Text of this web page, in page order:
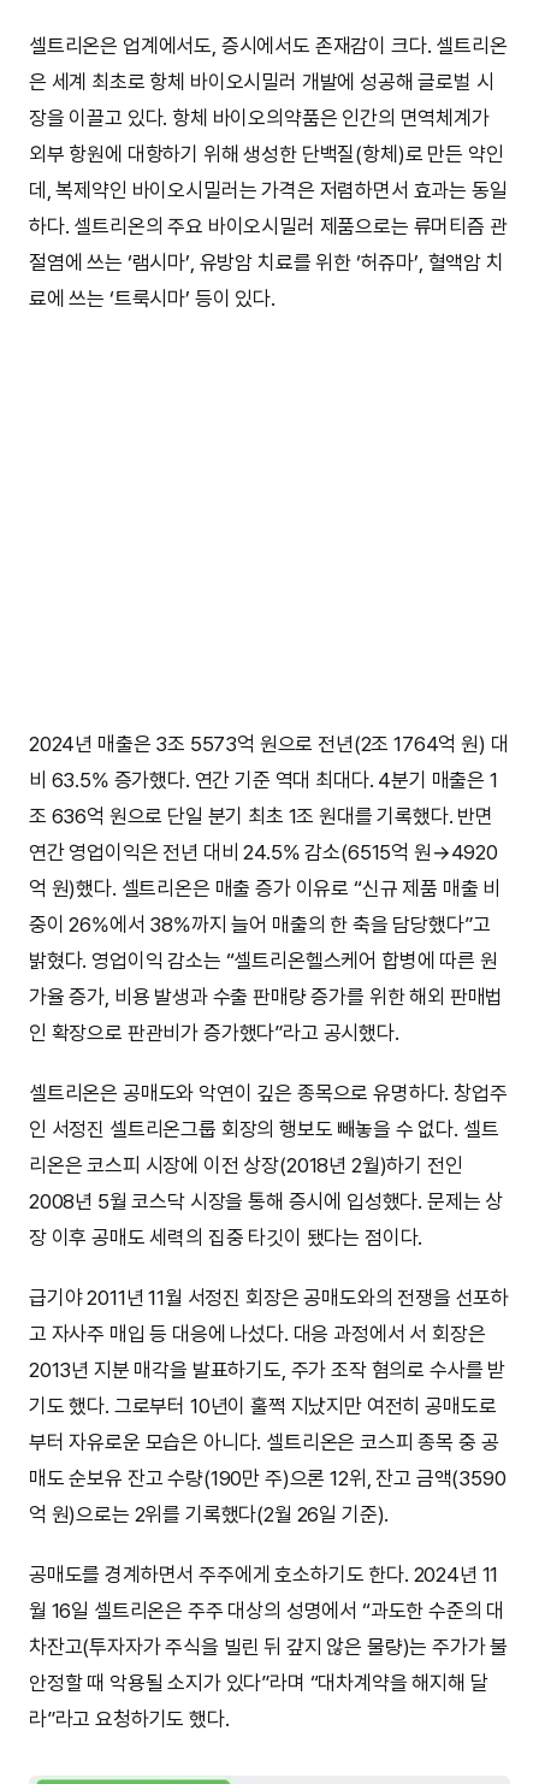
셀트리온은 업계에서도, 증시에서도 존재감이 크다. 셀트리온
은 세계 최초로 항체 바이오시밀러 개발에 성공해 글로벌 시
장을 이끌고 있다. 항체 바이오의약품은 인간의 면역체계가
외부 항원에 대항하기 위해 생성한 단백질(항체)로 만든 약인
데, 복제약인 바이오시밀러는 가격은 저렴하면서 효과는 동일
하다. 셀트리온의 주요 바이오시밀러 제품으로는 류머티즘 관
절염에 쓰는 ‘램시마’, 유방암 치료를 위한 ‘허쥬마’, 혈액암 치
료에 쓰는 ‘트룩시마’ 등이 있다.
2024년 매출은 3조 5573억 원으로 전년(2조 1764억 원) 대
비 63.5% 증가했다. 연간 기준 역대 최대다. 4분기 매출은 1
조 636억 원으로 단일 분기 최초 1조 원대를 기록했다. 반면
연간 영업이익은 전년 대비 24.5% 감소(6515억 원→4920
억 원)했다. 셀트리온은 매출 증가 이유로 “신규 제품 매출 비
중이 26%에서 38%까지 늘어 매출의 한 축을 담당했다”고
밝혔다. 영업이익 감소는 “셀트리온헬스케어 합병에 따른 원
가율 증가, 비용 발생과 수출 판매량 증가를 위한 해외 판매법
인 확장으로 판관비가 증가했다”라고 공시했다.
셀트리온은 공매도와 악연이 깊은 종목으로 유명하다. 창업주
인 서정진 셀트리온그룹 회장의 행보도 빼놓을 수 없다. 셀트
리온은 코스피 시장에 이전 상장(2018년 2월)하기 전인
2008년 5월 코스닥 시장을 통해 증시에 입성했다. 문제는 상
장 이후 공매도 세력의 집중 타깃이 됐다는 점이다.
급기야 2011년 11월 서정진 회장은 공매도와의 전쟁을 선포하
고 자사주 매입 등 대응에 나섰다. 대응 과정에서 서 회장은
2013년 지분 매각을 발표하기도, 주가 조작 혐의로 수사를 받
기도 했다. 그로부터 10년이 훌쩍 지났지만 여전히 공매도로
부터 자유로운 모습은 아니다. 셀트리온은 코스피 종목 중 공
매도 순보유 잔고 수량(190만 주)으론 12위, 잔고 금액(3590
억 원)으로는 2위를 기록했다(2월 26일 기준).
공매도를 경계하면서 주주에게 호소하기도 한다. 2024년 11
월 16일 셀트리온은 주주 대상의 성명에서 “과도한 수준의 대
차잔고(투자자가 주식을 빌린 뒤 갚지 않은 물량)는 주가가 불
안정할 때 악용될 소지가 있다”라며 “대차계약을 해지해 달
라”라고 요청하기도 했다.